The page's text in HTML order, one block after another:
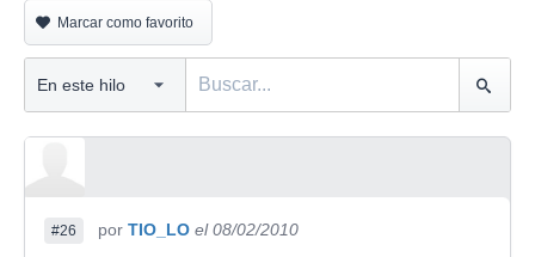
Marcar como favorito
#26 por TIO_LO el 08/02/2010